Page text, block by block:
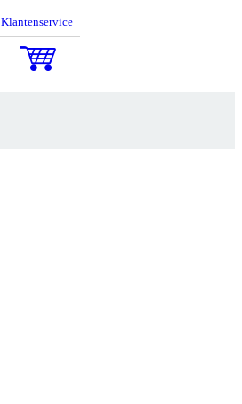
Klantenservice